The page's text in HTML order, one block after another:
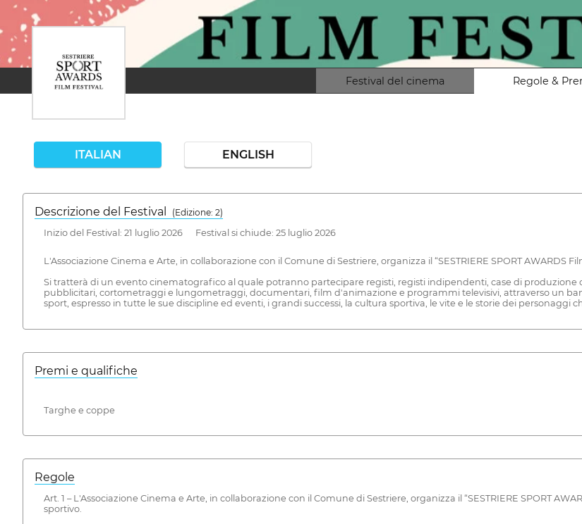
Festival del cinema Regole &
ITALIAN ENGLISH
Descrizione del Festival
( Edizione: 2)
Inizio del Festival: 21 luglio 2026 Festival si chiude: 25 luglio 2026
L'Associazione Cinema e Arte, in collaborazione con il Comune di Sestriere, organizza il “SESTRIERE SPORT
Si tratterà di un evento cinematografico al quale potranno partecipare registi, registi indipendenti, case di
pubblicitari, cortometraggi e lungometraggi, documentari, film d'animazione e programmi televisivi, attraverso un
sport, espresso in tutte le sue discipline ed eventi, i grandi successi, la cultura sportiva, le vite e le storie dei
Premi e qualifiche
Targhe e coppe
Regole
Art. 1 – L'Associazione Cinema e Arte, in collaborazione con il Comune di Sestriere, organizza il “SESTRIERE SPORT
sportivo.